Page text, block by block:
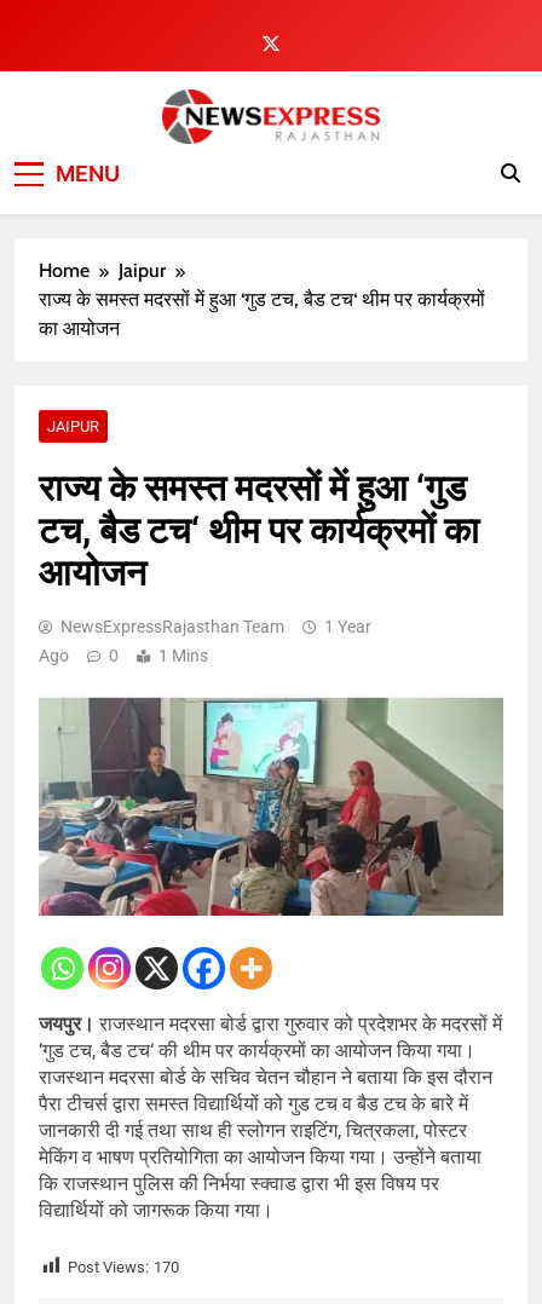
content
MENU
Home
Jaipur
राज्य के समस्त मदरसों में हुआ ‘गुड टच, बैड टच‘ थीम पर कार्यक्रमों
का आयोजन
JAIPUR
राज्य के समस्त मदरसों में हुआ ‘गुड
टच, बैड टच‘ थीम पर कार्यक्रमों का
आयोजन
NewsExpressRajasthan Team
1 Year
Ago
0 1 Mins
जयपुर।राजस्थान मदरसा बोर्ड द्वारा गुरुवार को प्रदेशभर के मदरसों में
‘गुड टच, बैड टच‘ की थीम पर कार्यक्रमों का आयोजन किया गया।
राजस्थान मदरसा बोर्ड के सचिव चेतन चौहान ने बताया कि इस दौरान
पैरा टीचर्स द्वारा समस्त विद्यार्थियों को गुड टच व बैड टच के बारे में
जानकारी दी गई तथा साथ ही स्लोगन राइटिंग, चित्रकला, पोस्टर
मेकिंग व भाषण प्रतियोगिता का आयोजन किया गया। उन्होंने बताया
कि राजस्थान पुलिस की निर्भया स्क्वाड द्वारा भी इस विषय पर
विद्यार्थियों को जागरूक किया गया।
Post Views: 170